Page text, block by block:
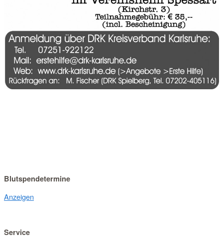
Blutspendetermine
Anzeigen
Service